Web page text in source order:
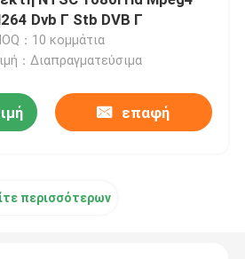
καλωδίων
Dvb Γ Stb DVB Γ
：10 κομμάτια
：Διαπραγματεύσιμα
επαφή
περισσότερων